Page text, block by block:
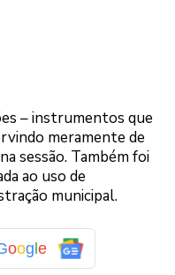
– instrumentos que
meramente de
sessão. Também foi
ao uso de
municipal.
oog e